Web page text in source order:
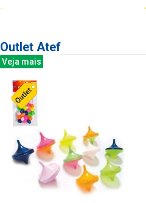
Outlet Atef
Veja mais